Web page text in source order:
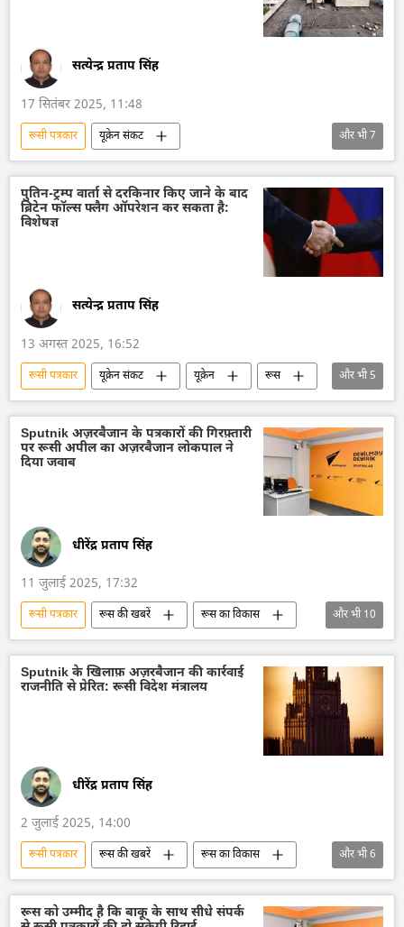
सत्येन्द्र प्रताप सिंह
17 सितंबर 2025, 11:48
रूसी पत्रकार
यूक्रेन संकट
डोनेट्स्क पीपुल्स रिपब्लिक
रूस
रूस का विकास
अमेरिका
यूक्रेन
यूक्रेन का जवाबी हमला
वोलोडिमिर ज़ेलेंस्की
और भी7
पुतिन-ट्रम्प वार्ता से दरकिनार किए जाने के बाद
ब्रिटेन फॉल्स फ्लैग ऑपरेशन कर सकता है:
विशेषज्ञ
सत्येन्द्र प्रताप सिंह
13 अगस्त 2025, 16:52
रूसी पत्रकार यूक्रेन संकट यूक्रेन
रूस
व्लादिमीर पुतिन
अमेरिका
डॉनल्ड ट्रम्प
नाज़ी जर्मनी
नाटो
और भी5
Sputnik अज़रबैजान के पत्रकारों की गिरफ़्तारी
पर रूसी अपील का अज़रबैजान लोकपाल ने
दिया जवाब
धीरेंद्र प्रताप सिंह
11 जुलाई 2025, 17:32
रूसी पत्रकार रूस की खबरें
रूस का विकास
रूस
मास्को
अजरबैजान
मारिया ज़खारोवा
रूसी विदेश मंत्रालय
और भी10
Sputnik के खिलाफ़ अज़रबैजान की कार्रवाई
राजनीति से प्रेरित: रूसी विदेश मंत्रालय
धीरेंद्र प्रताप सिंह
2 जुलाई 2025, 14:00
रूसी पत्रकार रूस की खबरें
रूस का विकास
रूस
मास्को
अजरबैजान
Sputnik
सुरक्षा बल सामाजिक मीडिया
और भी6
रूस को उम्मीद है कि बाकू के साथ सीधे संपर्क